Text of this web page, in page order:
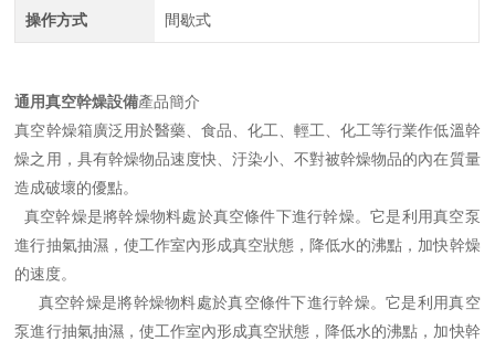
操作方式 間歇式
通用真空幹燥設備產品簡介
真空幹燥箱廣泛用於醫藥、食品、化工、輕工、化工等行業作低溫幹
燥之用，具有幹燥物品速度快、汙染小、不對被幹燥物品的內在質量
造成破壞的優點。
真空幹燥是將幹燥物料處於真空條件下進行幹燥。它是利用真空泵
進行抽氣抽濕，使工作室內形成真空狀態，降低水的沸點，加快幹燥
的速度。
真空幹燥是將幹燥物料處於真空條件下進行幹燥。它是利用真空
泵進行抽氣抽濕，使工作室內形成真空狀態，降低水的沸點，加快幹